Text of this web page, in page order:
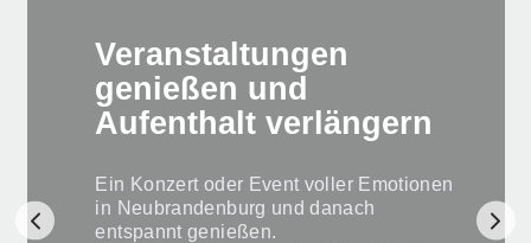
Veranstaltungen
genießen und
Aufenthalt verlängern
Ein Konzert oder Event voller Emotionen
in Neubrandenburg und danach
entspannt genießen.